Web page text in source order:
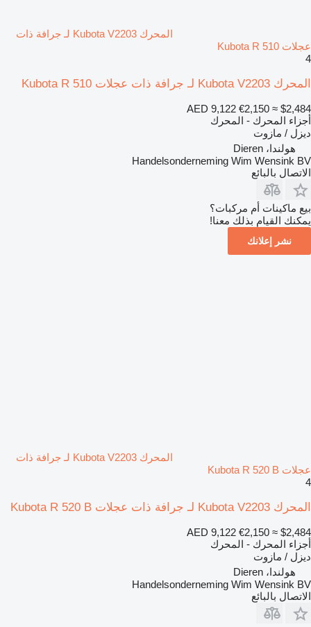
المحرك Kubota V2203 لـ جرافة ذات
عجلات Kubota R 510
4
المحرك Kubota V2203 لـ جرافة ذات عجلات Kubota R 510
AED 9,122 €2,150 ≈ $2,484
أجزاء المحرك - المحرك
ديزل / مازوت
هولندا، Dieren
Handelsonderneming Wim Wensink BV
الاتصال بالبائع
بيع ماكينات أم مركبات؟
يمكنك القيام بذلك معنا!
نشر إعلانك
المحرك Kubota V2203 لـ جرافة ذات
عجلات Kubota R 520 B
4
المحرك Kubota V2203 لـ جرافة ذات عجلات Kubota R 520 B
AED 9,122 €2,150 ≈ $2,484
أجزاء المحرك - المحرك
ديزل / مازوت
هولندا، Dieren
Handelsonderneming Wim Wensink BV
الاتصال بالبائع